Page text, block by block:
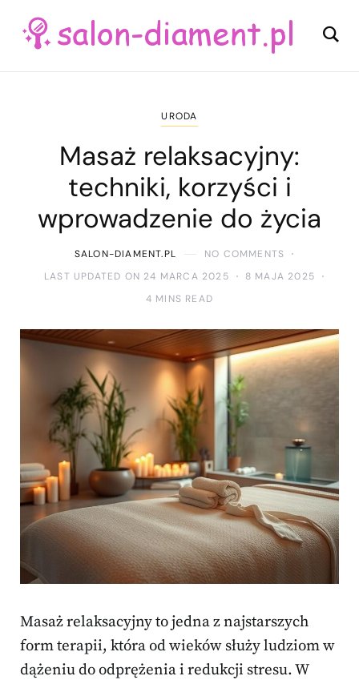
URODA
Masaż relaksacyjny:
techniki, korzyści i
wprowadzenie do życia
SALON-DIAMENT.PL
NO COMMENTS
LAST UPDATED ON 24 MARCA 2025
8 MAJA 2025
4 MINS READ
Masaż relaksacyjny to jedna z najstarszych
form terapii, która od wieków służy ludziom w
dążeniu do odprężenia i redukcji stresu. W